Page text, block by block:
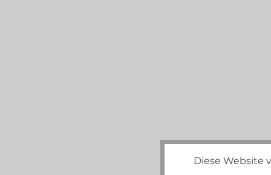
Diese Website